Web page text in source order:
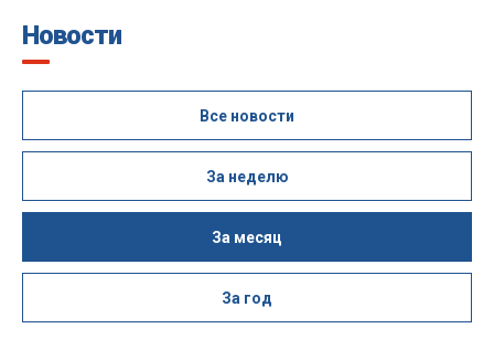
Новости
Все новости
За неделю
За месяц
За год